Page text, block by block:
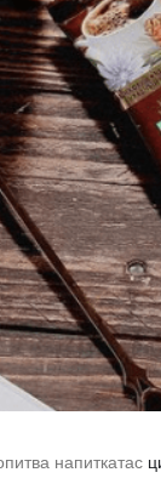
напиткатас